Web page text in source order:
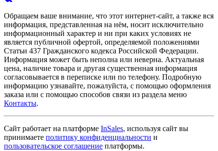
Обращаем ваше внимание, что этот интернет-сайт, а также вся
информация, представленная на нём, носит исключительно
информационный характер и ни при каких условиях не
является публичной офертой, определяемой положениями
Статьи 437 Гражданского кодекса Российской Федерации.
Информация может быть неполна или неверна. Актуальная
цена, наличие товара и другая существенная информация
согласовывается в переписке или по телефону. Подробную
информацию узнавайте, пожалуйста, с помощью оформления
заказа или с помощью способов связи из раздела меню
Контакты.
Сайт работает на платформе InSales, используя сайт вы
принимаете политику конфиденциальности и
пользовательское соглашение платформы.